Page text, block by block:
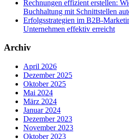
Rechnungen effizient erstellen:
Buchhaltung mit Schnittstellen
Erfolgsstrategien im B2B-
Unternehmen effektiv erreicht
Archiv
April 2026
Dezember 2025
Oktober 2025
Mai 2024
März 2024
Januar 2024
Dezember 2023
November 2023
Oktober 2023